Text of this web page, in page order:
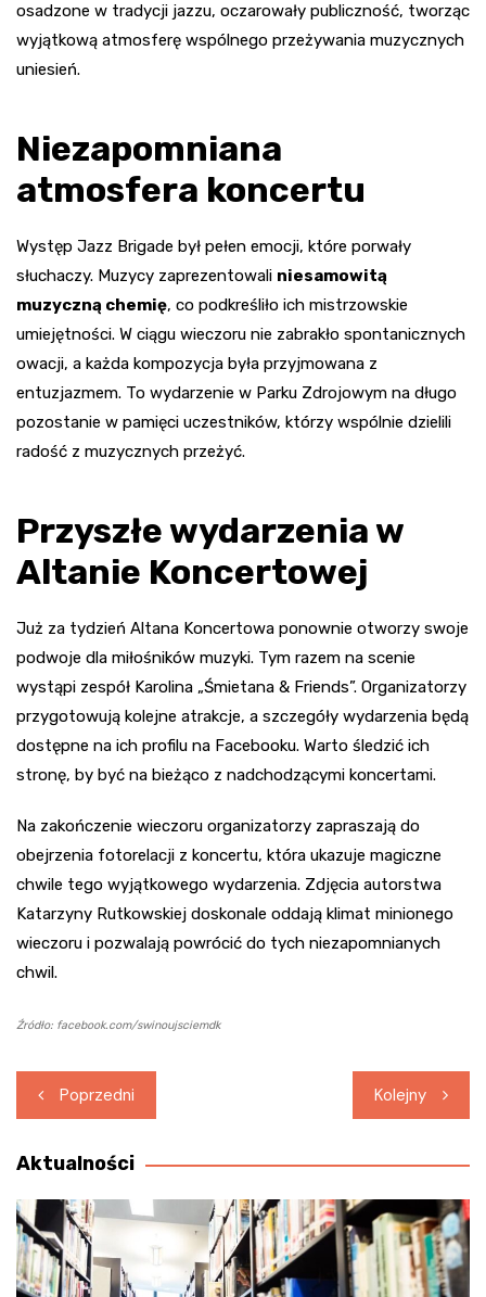
osadzone w tradycji jazzu, oczarowały publiczność, tworząc
wyjątkową atmosferę wspólnego przeżywania muzycznych
uniesień.
Niezapomniana
atmosfera koncertu
Występ Jazz Brigade był pełen emocji, które porwały
słuchaczy. Muzycy zaprezentowali niesamowitą
muzyczną chemię, co podkreśliło ich mistrzowskie
umiejętności. W ciągu wieczoru nie zabrakło spontanicznych
owacji, a każda kompozycja była przyjmowana z
entuzjazmem. To wydarzenie w Parku Zdrojowym na długo
pozostanie w pamięci uczestników, którzy wspólnie dzielili
radość z muzycznych przeżyć.
Przyszłe wydarzenia w
Altanie Koncertowej
Już za tydzień Altana Koncertowa ponownie otworzy swoje
podwoje dla miłośników muzyki. Tym razem na scenie
wystąpi zespół Karolina „Śmietana & Friends”. Organizatorzy
przygotowują kolejne atrakcje, a szczegóły wydarzenia będą
dostępne na ich profilu na Facebooku. Warto śledzić ich
stronę, by być na bieżąco z nadchodzącymi koncertami.
Na zakończenie wieczoru organizatorzy zapraszają do
obejrzenia fotorelacji z koncertu, która ukazuje magiczne
chwile tego wyjątkowego wydarzenia. Zdjęcia autorstwa
Katarzyny Rutkowskiej doskonale oddają klimat minionego
wieczoru i pozwalają powrócić do tych niezapomnianych
chwil.
Źródło: facebook.com/swinoujsciemdk
Nawigacja
wpisu
Poprzedni Kolejny
Aktualności